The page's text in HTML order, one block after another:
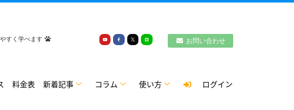
すく学べます
お問い合わせ
料金表 新着記事 コラム 使い方 ログイン